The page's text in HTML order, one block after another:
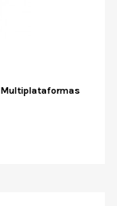
Multiplataformas